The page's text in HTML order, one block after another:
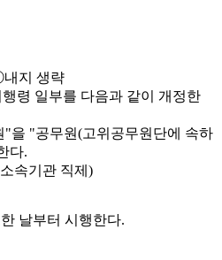
지 생략
령 일부를 다음과 같이 개정한
"을 "공무원(고위공무원단에 속하
다.
속기관 직제)
날부터 시행한다.